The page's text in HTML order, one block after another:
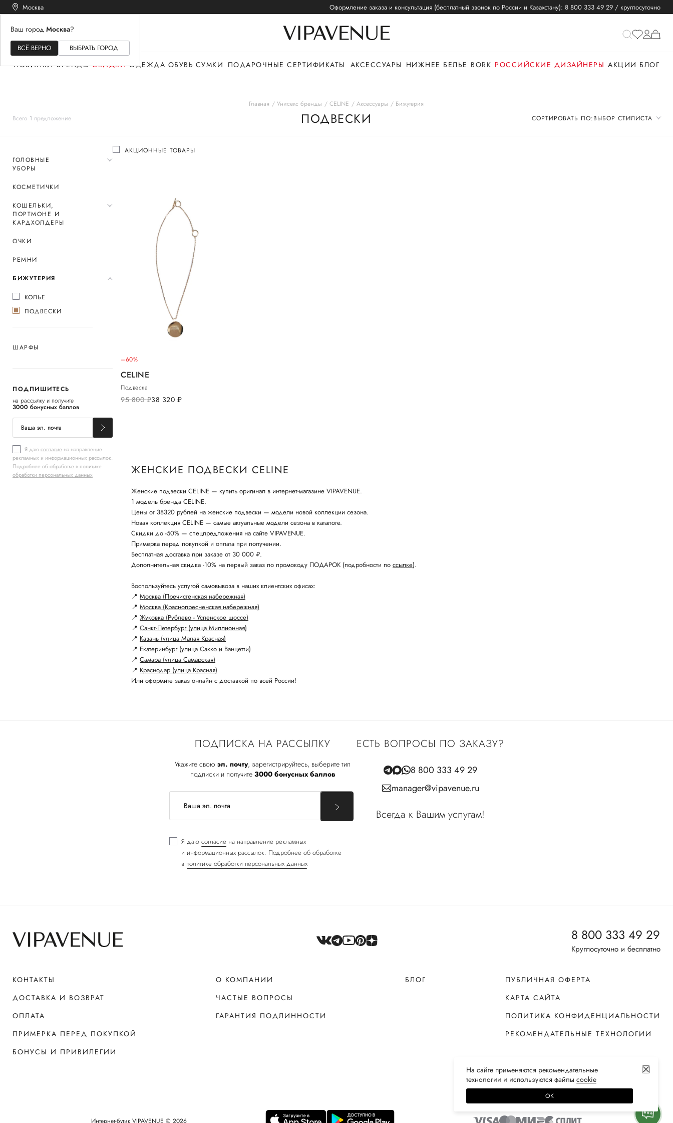
Москва Оформление заказа и консультация (бесплатный звонок по России и Казахстану): 8 800 333 49 29 / круглосуточно
Ваш город Москва?
ВСЁ ВЕРНО ВЫБРАТЬ ГОРОД
ЖЕНСКОЕМУЖСКОЕ
НОВИНКИ БРЕНДЫ СКИДКИ ОДЕЖДА ОБУВЬ СУМКИ ПОДАРОЧНЫЕ СЕРТИФИКАТЫ АКСЕССУАРЫ НИЖНЕЕ БЕЛЬЕ BORK РОССИЙСКИЕ ДИЗАЙНЕРЫ АКЦИИ БЛОГ
Всего 1 предложение
Главная Унисекс бренды CELINE Аксессуары Бижутерия
ПОДВЕСКИ СОРТИРОВАТЬ ПО:ВЫБОР СТИЛИСТА
ГОЛОВНЫЕ
УБОРЫ
КОСМЕТИЧКИ
КОШЕЛЬКИ,
ПОРТМОНЕ И
КАРДХОЛДЕРЫ
ОЧКИ
РЕМНИ
БИЖУТЕРИЯ
КОЛЬЕ
ПОДВЕСКИ
ШАРФЫ
ПОДПИШИТЕСЬ
на рассылку и получите
3000 бонусных баллов
Я даюсогласие на направление
рекламных и информационных рассылок.
Подробнее об обработке в политике
обработки персональных данных
АКЦИОННЫЕ ТОВАРЫ
–60%
CELINE
Подвеска
95 800руб.38 320 руб.
ЖЕНСКИЕ ПОДВЕСКИ CELINE
Женские подвески CELINE — купить оригинал в интернет-магазине VIPAVENUE.
1 модель бренда CELINE.
Цены от 38320 рублей на женские подвески — модели новой коллекции сезона.
Новая коллекция CELINE — самые актуальные модели сезона в каталоге.
Скидки до -50% — спецпредложения на сайте VIPAVENUE.
Примерка перед покупкой и оплата при получении.
Бесплатная доставка при заказе от 30 000 ₽.
Дополнительная скидка -10% на первый заказ по промокоду ПОДАРОК (подробности по ссылке).
Воспользуйтесь услугой самовывоза в наших клиентских офисах:
📍 Москва (Пречистенская набережная)
📍 Москва (Краснопресненская набережная)
📍 Жуковка (Рублево - Успенское шоссе)
📍 Санкт-Петербург (улица Миллионная)
📍 Казань (улица Малая Красная)
📍 Екатеринбург (улица Сакко и Ванцетти)
📍 Самара (улица Самарская)
📍 Краснодар (улица Красная)
Или оформите заказ онлайн с доставкой по всей России!
ПОДПИСКА НА РАССЫЛКУ
Укажите свою эл. почту, зарегистрируйтесь, выберите тип
подписки и получите 3000 бонусных баллов
Я даю согласие на направление рекламных
и информационных рассылок. Подробнее об обработке
в политике обработки персональных данных
ЕСТЬ ВОПРОСЫ ПО ЗАКАЗУ?
8 800 333 49 29
manager@vipavenue.ru
Всегда к Вашим услугам!
8 800 333 49 29
Круглосуточно и бесплатно
КОНТАКТЫ
ДОСТАВКА И ВОЗВРАТ
ОПЛАТА
ПРИМЕРКА ПЕРЕД ПОКУПКОЙ
БОНУСЫ И ПРИВИЛЕГИИ
О КОМПАНИИ
ЧАСТЫЕ ВОПРОСЫ
ГАРАНТИЯ ПОДЛИННОСТИ
БЛОГ
ПУБЛИЧНАЯ ОФЕРТА
КАРТА САЙТА
ПОЛИТИКА КОНФИДЕНЦИАЛЬНОСТИ
РЕКОМЕНДАТЕЛЬНЫЕ ТЕХНОЛОГИИ
Интернет-бутик VIPAVENUE © 2026
На сайте применяются рекомендательные
технологии и используются файлы сооkiе
ОК